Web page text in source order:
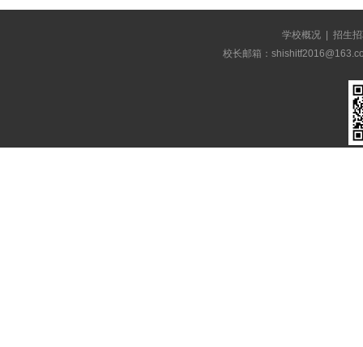
学校概况
招生
校长邮箱：